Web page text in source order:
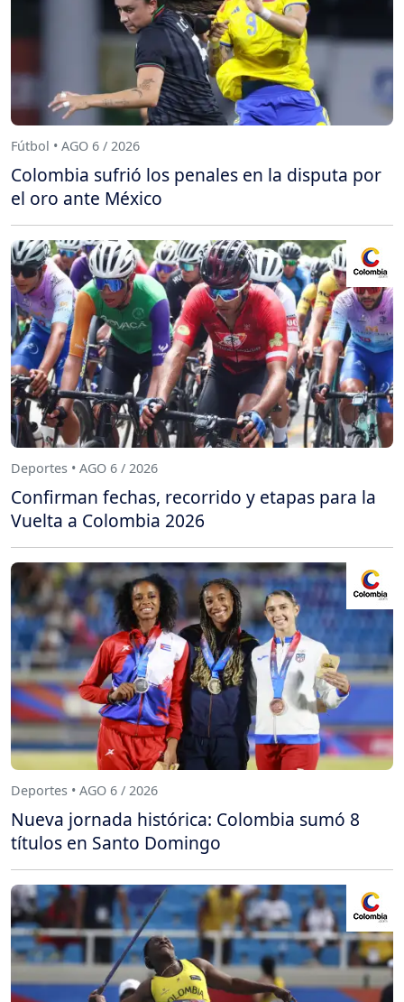
Fútbol • AGO 6 / 2026
Colombia sufrió los penales en la disputa por
el oro ante México
Deportes • AGO 6 / 2026
Confirman fechas, recorrido y etapas para la
Vuelta a Colombia 2026
Deportes • AGO 6 / 2026
Nueva jornada histórica: Colombia sumó 8
títulos en Santo Domingo